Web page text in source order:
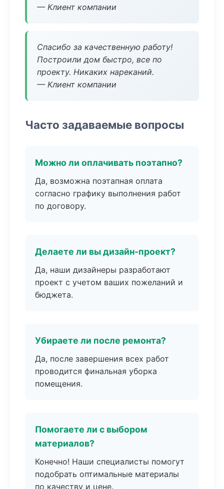
— Клиент компании
Спасибо за качественную работу!
Построили дом быстро, все по
проекту. Никаких нареканий.
— Клиент компании
Часто задаваемые вопросы
Можно ли оплачивать поэтапно?
Да, возможна поэтапная оплата
согласно графику выполнения работ
по договору.
Делаете ли вы дизайн-проект?
Да, наши дизайнеры разработают
проект с учетом ваших пожеланий и
бюджета.
Убираете ли после ремонта?
Да, после завершения всех работ
проводится финальная уборка
помещения.
Помогаете ли с выбором
материалов?
Конечно! Наши специалисты помогут
подобрать оптимальные материалы
по качеству и цене.